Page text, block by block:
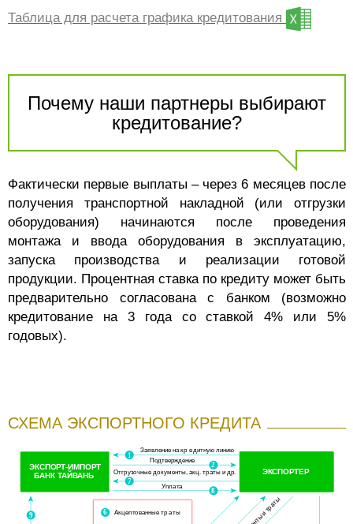
Таблица для расчета графика кредитования
Почему наши партнеры выбирают
кредитование?
Фактически первые выплаты – через 6 месяцев после
получения транспортной накладной (или отгрузки
оборудования) начинаются после проведения
монтажа и ввода оборудования в эксплуатацию,
запуска производства и реализации готовой
продукции. Процентная ставка по кредиту может быть
предварительно согласована с банком (возможно
кредитование на 3 года со ставкой 4% или 5%
годовых).
СХЕМА ЭКСПОРТНОГО КРЕДИТА